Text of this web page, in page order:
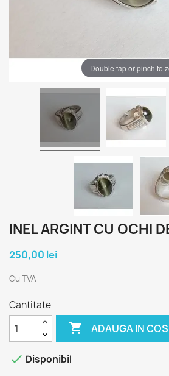
Double tap or pinch to
INEL ARGINT CU OCHI
250,00 lei
Cu TVA
Cantitate
 ADAUGA IN COS
 Disponibil